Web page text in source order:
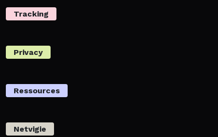
Tracking
Privacy
Ressources
Netvigie